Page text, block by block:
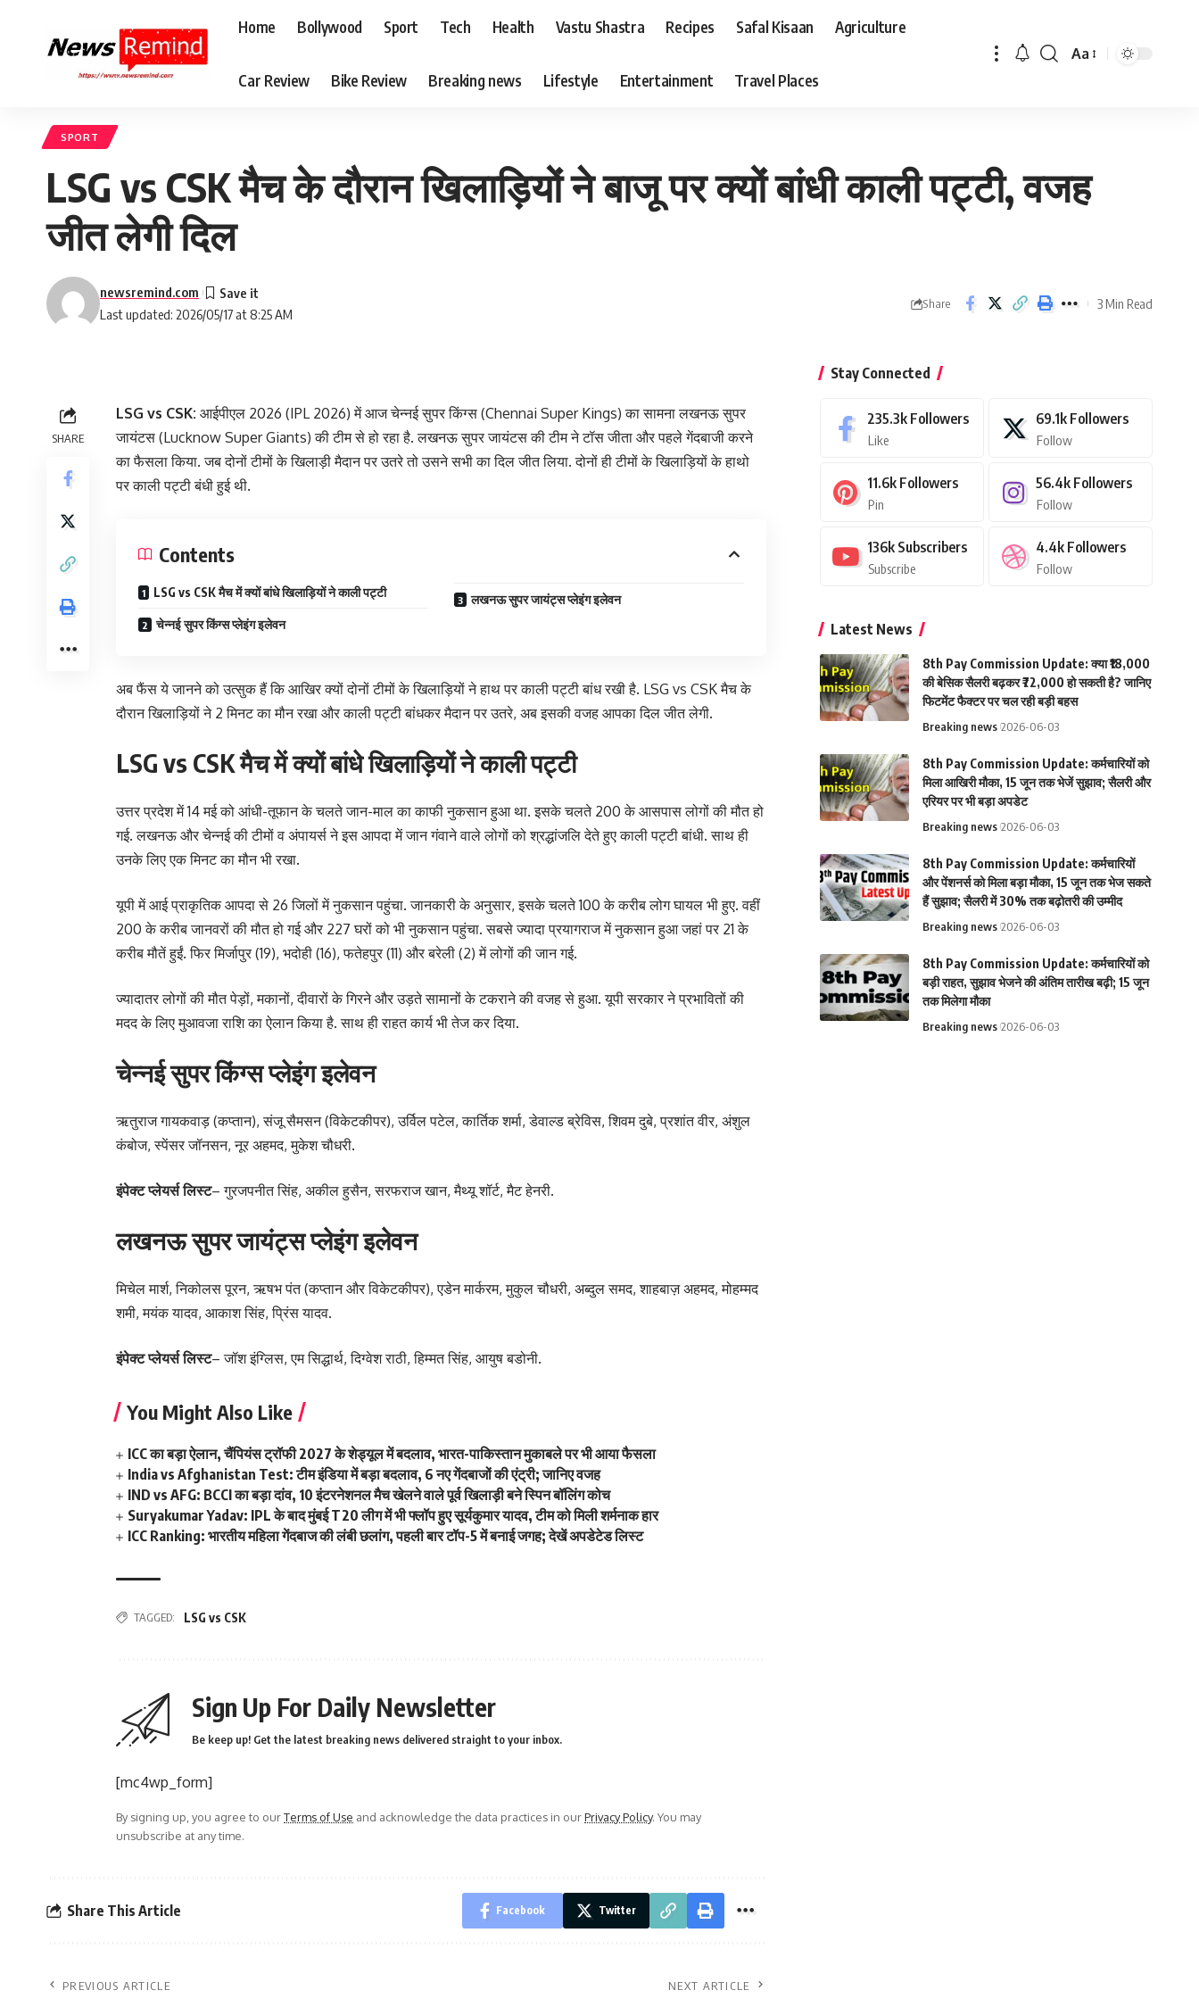
Home Bollywood Sport Tech Health Vastu Shastra Recipes Safal Kisaan Agriculture
Car Review Bike Review Breaking news Lifestyle Entertainment Travel Places
Font
Aa
SPORT
LSG vs CSK मैच के दौरान खिलाड़ियों ने बाजू पर क्यों बांधी काली पट्टी, वजह
जीत लेगी दिल
Last updated: 2026/05/17 at 8:25 AM
newsremind.com
Share 3 Min Read
SHARE
LSG vs CSK: आईपीएल 2026 (IPL 2026) में आज चेन्नई सुपर किंग्स (Chennai Super Kings) का सामना लखनऊ सुपर
जायंटस (Lucknow Super Giants) की टीम से हो रहा है. लखनऊ सुपर जायंटस की टीम ने टॉस जीता और पहले गेंदबाजी करने
का फैसला किया. जब दोनों टीमों के खिलाड़ी मैदान पर उतरे तो उसने सभी का दिल जीत लिया. दोनों ही टीमों के खिलाड़ियों के हाथो
पर काली पट्टी बंधी हुई थी.
Contents
LSG vs CSK मैच में क्यों बांधे खिलाड़ियों ने काली पट्टी
चेन्नई सुपर किंग्स प्लेइंग इलेवन
लखनऊ सुपर जायंट्स प्लेइंग इलेवन
अब फैंस ये जानने को उत्सुक हैं कि आखिर क्यों दोनों टीमों के खिलाड़ियों ने हाथ पर काली पट्टी बांध रखी है. LSG vs CSK मैच के
दौरान खिलाड़ियों ने 2 मिनट का मौन रखा और काली पट्टी बांधकर मैदान पर उतरे, अब इसकी वजह आपका दिल जीत लेगी.
LSG vs CSK मैच में क्यों बांधे खिलाड़ियों ने काली पट्टी
उत्तर प्रदेश में 14 मई को आंधी-तूफान के चलते जान-माल का काफी नुकसान हुआ था. इसके चलते 200 के आसपास लोगों की मौत हो
गई. लखनऊ और चेन्नई की टीमों व अंपायर्स ने इस आपदा में जान गंवाने वाले लोगों को श्रद्धांजलि देते हुए काली पट्टी बांधी. साथ ही
उनके लिए एक मिनट का मौन भी रखा.
यूपी में आई प्राकृतिक आपदा से 26 जिलों में नुकसान पहुंचा. जानकारी के अनुसार, इसके चलते 100 के करीब लोग घायल भी हुए. वहीं
200 के करीब जानवरों की मौत हो गई और 227 घरों को भी नुकसान पहुंचा. सबसे ज्यादा प्रयागराज में नुकसान हुआ जहां पर 21 के
करीब मौतें हुईं. फिर मिर्जापुर (19), भदोही (16), फतेहपुर (11) और बरेली (2) में लोगों की जान गई.
ज्यादातर लोगों की मौत पेड़ों, मकानों, दीवारों के गिरने और उड़ते सामानों के टकराने की वजह से हुआ. यूपी सरकार ने प्रभावितों की
मदद के लिए मुआवजा राशि का ऐलान किया है. साथ ही राहत कार्य भी तेज कर दिया.
चेन्नई सुपर किंग्स प्लेइंग इलेवन
ऋतुराज गायकवाड़ (कप्तान), संजू सैमसन (विकेटकीपर), उर्विल पटेल, कार्तिक शर्मा, डेवाल्ड ब्रेविस, शिवम दुबे, प्रशांत वीर, अंशुल
कंबोज, स्पेंसर जॉनसन, नूर अहमद, मुकेश चौधरी.
इंपेक्ट प्लेयर्स लिस्ट– गुरजपनीत सिंह, अकील हुसैन, सरफराज खान, मैथ्यू शॉर्ट, मैट हेनरी.
लखनऊ सुपर जायंट्स प्लेइंग इलेवन
मिचेल मार्श, निकोलस पूरन, ऋषभ पंत (कप्तान और विकेटकीपर), एडेन मार्करम, मुकुल चौधरी, अब्दुल समद, शाहबाज़ अहमद, मोहम्मद
शमी, मयंक यादव, आकाश सिंह, प्रिंस यादव.
इंपेक्ट प्लेयर्स लिस्ट– जॉश इंग्लिस, एम सिद्धार्थ, दिग्वेश राठी, हिम्मत सिंह, आयुष बडोनी.
You Might Also Like
ICC का बड़ा ऐलान, चैंपियंस ट्रॉफी 2027 के शेड्यूल में बदलाव, भारत-पाकिस्तान मुकाबले पर भी आया फैसला
India vs Afghanistan Test: टीम इंडिया में बड़ा बदलाव, 6 नए गेंदबाजों की एंट्री; जानिए वजह
IND vs AFG: BCCI का बड़ा दांव, 10 इंटरनेशनल मैच खेलने वाले पूर्व खिलाड़ी बने स्पिन बॉलिंग कोच
Suryakumar Yadav: IPL के बाद मुंबई T20 लीग में भी फ्लॉप हुए सूर्यकुमार यादव, टीम को मिली शर्मनाक हार
ICC Ranking: भारतीय महिला गेंदबाज की लंबी छलांग, पहली बार टॉप-5 में बनाई जगह; देखें अपडेटेड लिस्ट
TAGGED: LSG vs CSK
Sign Up For Daily Newsletter
Be keep up! Get the latest breaking news delivered straight to your inbox.
[mc4wp_form]
By signing up, you agree to ourTerms of Use and acknowledge the data practices in ourPrivacy Policy. You may
unsubscribe at any time.
Share This Article Facebook Twitter
PREVIOUS ARTICLE NEXT ARTICLE
Stay Connected
235.3k Followers
Like
69.1k Followers
Follow
11.6k Followers
Pin
56.4k Followers
Follow
136k Subscribers
Subscribe
4.4k Followers
Follow
Latest News
8th Pay Commission Update: क्या ₹18,000
की बेसिक सैलरी बढ़कर ₹72,000 हो सकती है? जानिए
फिटमेंट फैक्टर पर चल रही बड़ी बहस
Breaking news 2026-06-03
8th Pay Commission Update: कर्मचारियों को
मिला आखिरी मौका, 15 जून तक भेजें सुझाव; सैलरी और
एरियर पर भी बड़ा अपडेट
Breaking news 2026-06-03
8th Pay Commission Update: कर्मचारियों
और पेंशनर्स को मिला बड़ा मौका, 15 जून तक भेज सकते
हैं सुझाव; सैलरी में 30% तक बढ़ोतरी की उम्मीद
Breaking news 2026-06-03
8th Pay Commission Update: कर्मचारियों को
बड़ी राहत, सुझाव भेजने की अंतिम तारीख बढ़ी; 15 जून
तक मिलेगा मौका
Breaking news 2026-06-03